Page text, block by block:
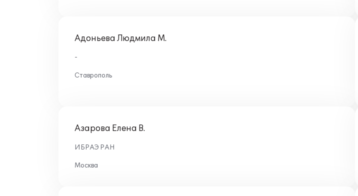
Адоньева Людмила М.
-
Ставрополь
Азарова Елена В.
ИБРАЭ РАН
Москва